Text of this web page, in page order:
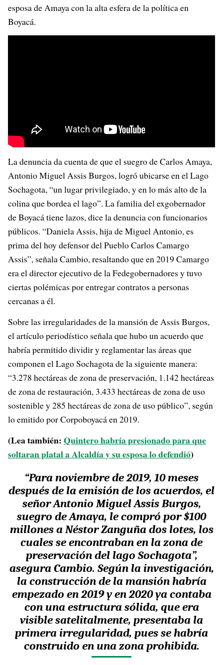
esposa de Amaya con la alta esfera de la política en
Boyacá.
La denuncia da cuenta de que el suegro de Carlos Amaya,
Antonio Miguel Assis Burgos, logró ubicarse en el Lago
Sochagota, “un lugar privilegiado, y en lo más alto de la
colina que bordea el lago”. La familia del exgobernador
de Boyacá tiene lazos, dice la denuncia con funcionarios
públicos. “Daniela Assis, hija de Miguel Antonio, es
prima del hoy defensor del Pueblo Carlos Camargo
Assis”, señala Cambio, resaltando que en 2019 Camargo
era el director ejecutivo de la Fedegobernadores y tuvo
ciertas polémicas por entregar contratos a personas
cercanas a él.
Sobre las irregularidades de la mansión de Assis Burgos,
el artículo periodístico señala que hubo un acuerdo que
habría permitido dividir y reglamentar las áreas que
componen el Lago Sochagota de la siguiente manera:
“3.278 hectáreas de zona de preservación, 1.142 hectáreas
de zona de restauración, 3.433 hectáreas de zona de uso
sostenible y 285 hectáreas de zona de uso público”, según
lo emitido por Corpoboyacá en 2019.
(Lea también:Quintero habría presionado para que
soltaran platal a Alcaldía y su esposa lo defendió)
“Para noviembre de 2019, 10 meses
después de la emisión de los acuerdos, el
señor Antonio Miguel Assis Burgos,
suegro de Amaya, le compró por $100
millones a Néstor Zanguña dos lotes, los
cuales se encontraban en la zona de
preservación del lago Sochagota”,
asegura Cambio. Según la investigación,
la construcción de la mansión habría
empezado en 2019 y en 2020 ya contaba
con una estructura sólida, que era
visible satelitalmente, presentaba la
primera irregularidad, pues se habría
construido en una zona prohibida.